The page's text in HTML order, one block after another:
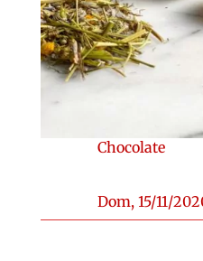
Chocolate
Dom, 15/11/